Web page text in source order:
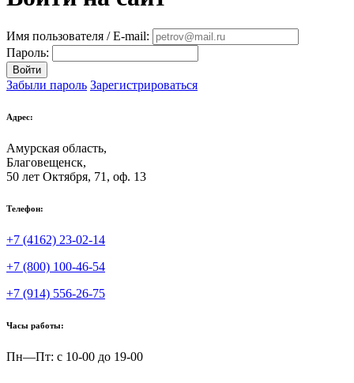
Имя пользователя / E-mail:
Пароль:
Войти
Забыли пароль Зарегистрироваться
Адрес:
Амурская область,
Благовещенск,
50 лет Октября, 71, оф. 13
Телефон:
+7 (4162) 23-02-14
+7 (800) 100-46-54
+7 (914) 556-26-75
Часы работы:
Пн—Пт: с 10-00 до 19-00